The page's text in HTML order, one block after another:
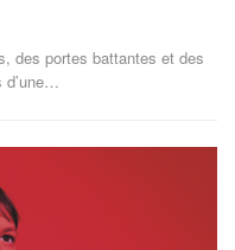
des portes battantes et des
…